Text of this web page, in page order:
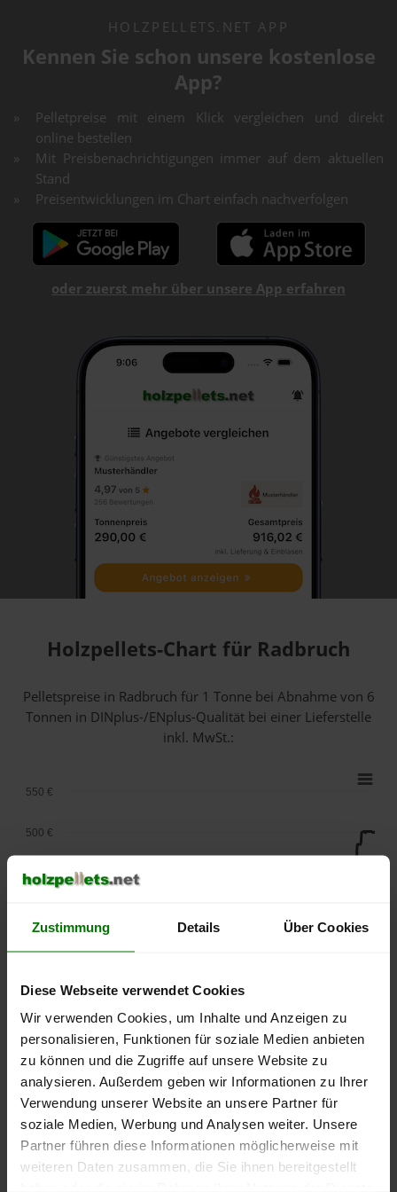
Zustimmung Details Über Cookies
Diese Webseite verwendet Cookies
Wir verwenden Cookies, um Inhalte und Anzeigen zu
personalisieren, Funktionen für soziale Medien anbieten
zu können und die Zugriffe auf unsere Website zu
analysieren. Außerdem geben wir Informationen zu Ihrer
Verwendung unserer Website an unsere Partner für
soziale Medien, Werbung und Analysen weiter. Unsere
Partner führen diese Informationen möglicherweise mit
weiteren Daten zusammen, die Sie ihnen bereitgestellt
HOLZPELLETS.NET APP
Kennen Sie schon unsere kostenlose
App?
Pelletpreise mit einem Klick vergleichen und direkt
online bestellen
Mit Preisbenachrichtigungen immer auf dem aktuellen
Stand
Preisentwicklungen im Chart einfach nachverfolgen
oder zuerst mehr über unsere App erfahren
Holzpellets-Chart für Radbruch
Pelletspreise in Radbruch für 1 Tonne bei Abnahmevon 6
Tonnen in DINplus-/ENplus-Qualität bei einer Lieferstelle
inkl. MwSt.:
lose Ware
2025
2026
2026
250 €
300 €
350 €
450 €
500 €
550 €
Die aktuelle Preisentwicklung für Holzpellets in Deutschland
können Sie jederzeit auf unsererPelletspreise-Seite
nachvollziehen.